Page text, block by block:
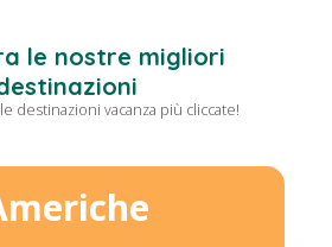
le nostre migliori
destinazioni vacanza più cliccate!